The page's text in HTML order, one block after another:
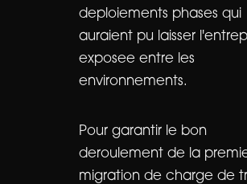
deploiements phases qui
auraient pu laisser
exposee entre les
environnements.
Pour garantir le bon
deroulement de la
migration de charge de